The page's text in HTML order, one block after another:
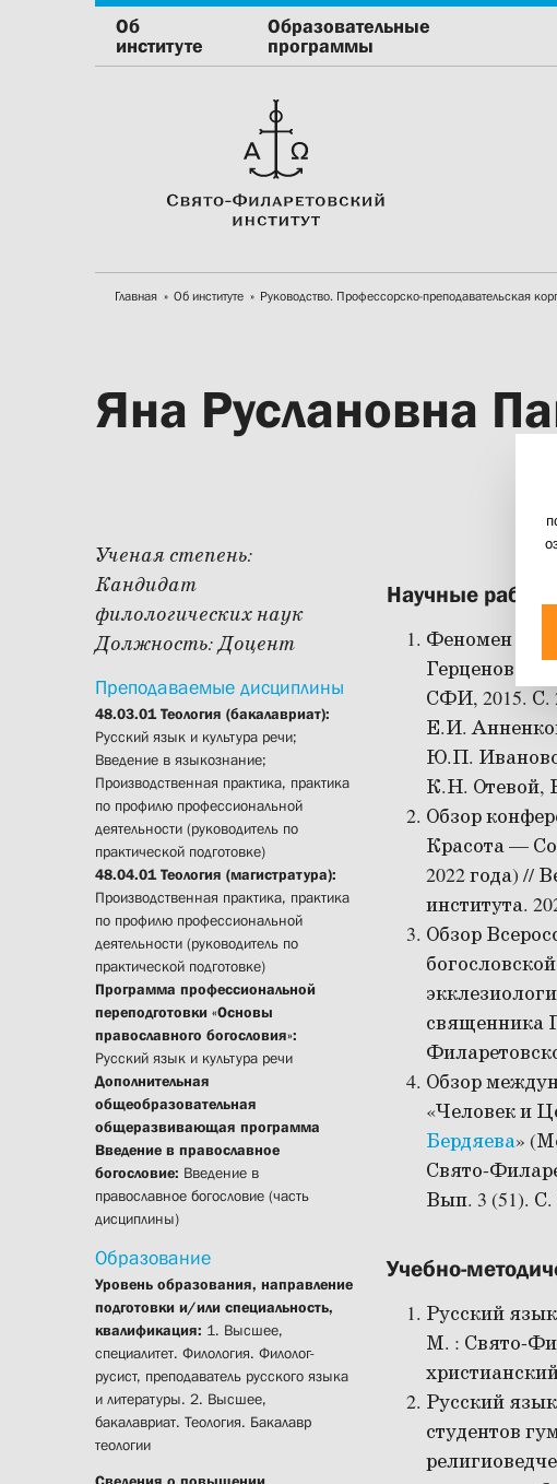
Об
институте
Образовательные
программы
Главная Об институте Руководство. Профессорско-преподавательская
Яна Руслановна
Ученая степень:
Кандидат
филологических наук
Должность:Доцент
Преподаваемые дисциплины
48.03.01 Теология (бакалавриат):
Русский язык и культура речи;
Введение в языкознание;
Производственная практика, практика
по профилю профессиональной
деятельности (руководитель по
практической подготовке)
48.04.01 Теология (магистратура):
Производственная практика, практика
по профилю профессиональной
деятельности (руководитель по
практической подготовке)
Программа профессиональной
переподготовки «Основы
православного богословия»:
Русский язык и культура речи
Дополнительная
общеобразовательная
общеразвивающая программа
Введение в православное
богословие: Введение в
православное богословие (часть
дисциплины)
Образование
Уровень образования, направление
подготовки и/или специальность,
квалификация: 1. Высшее,
специалитет. Филология. Филолог-
русист, преподаватель русского языка
и литературы. 2. Высшее,
бакалавриат. Теология. Бакалавр
теологии
Научные работы
Феномен
СФИ, 2015. С.
Е.И.
Ю.П.
К.Н. Отевой,
Обзор
Красота —
2022 года) //
института.
Обзор
священника
Обзор
«Человек и
Бердяева»
Свято-
Вып. 3 (51). С.
Учебно-
Русский
М. : Свято-
Русский
студентов